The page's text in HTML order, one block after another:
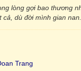
lòng gợi bao thương
dù đời mình gian
Trang